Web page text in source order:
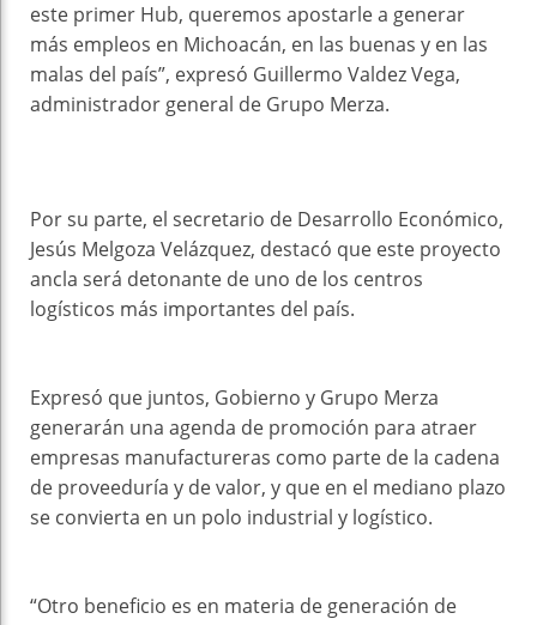
este primer Hub, queremos apostarle a generar
más empleos en Michoacán, en las buenas y en las
malas del país”, expresó Guillermo Valdez Vega,
administrador general de Grupo Merza.
Por su parte, el secretario de Desarrollo Económico,
Jesús Melgoza Velázquez, destacó que este proyecto
ancla será detonante de uno de los centros
logísticos más importantes del país.
Expresó que juntos, Gobierno y Grupo Merza
generarán una agenda de promoción para atraer
empresas manufactureras como parte de la cadena
de proveeduría y de valor, y que en el mediano plazo
se convierta en un polo industrial y logístico.
“Otro beneficio es en materia de generación de